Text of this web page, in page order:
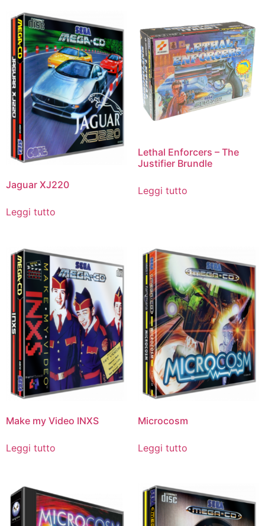
Jaguar XJ220
Leggi tutto
Lethal Enforcers – The
Justifier Brundle
Leggi tutto
Make my Video INXS
Leggi tutto
Microcosm
Leggi tutto